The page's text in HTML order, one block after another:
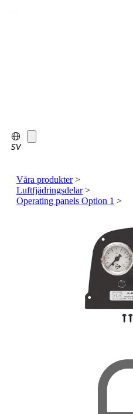
SV
Våra produkter>
Luftfjädringsdelar>
Operating panels Option 1 >